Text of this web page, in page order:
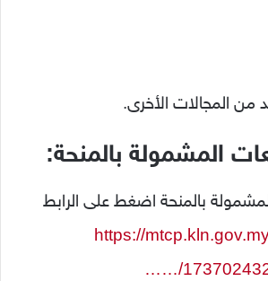
من المجالات الأخرى.
المشمولة بالمنحة:
بالمنحة اضغط على الرابط
https://
…/